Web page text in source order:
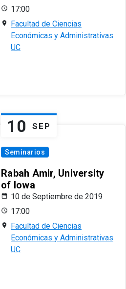
17:00
Facultad de Ciencias
Económicas y Administrativas
UC
10 SEP
Seminarios
Rabah Amir, University
of Iowa
10 de Septiembre de 2019
17:00
Facultad de Ciencias
Económicas y Administrativas
UC